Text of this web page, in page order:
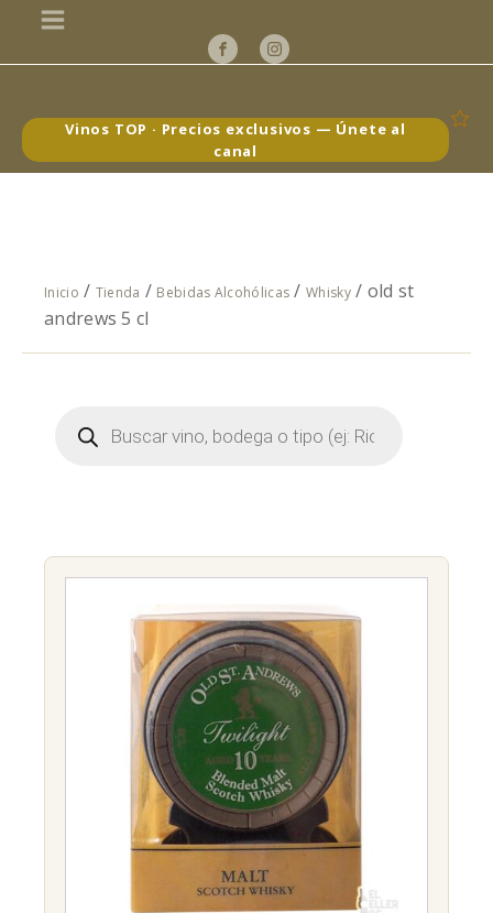
Vinos TOP · Precios exclusivos — Únete al
canal
Inicio / Tienda / Bebidas Alcohólicas /Whisky/ old st
andrews 5 cl
Búsqueda